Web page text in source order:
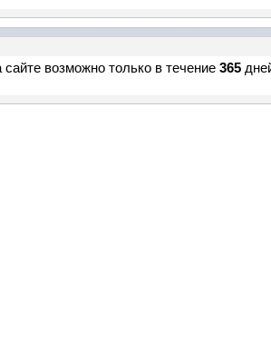
возможно только в течение 365